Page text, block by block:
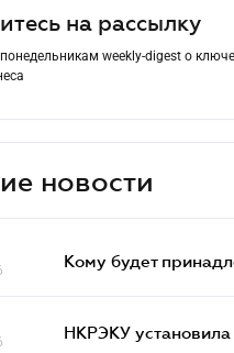
на рассылку
weekly-digest о
новости
Кому будет
НКРЭКУ установила